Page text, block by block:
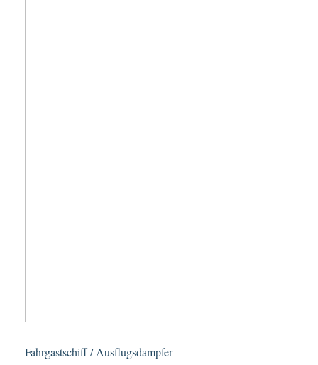
Fahrgastschiff / Ausflugsdampfer